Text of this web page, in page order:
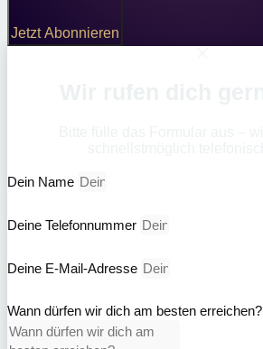
Jetzt Abonnieren
Dein Name
Deine Telefonnummer
Deine E-Mail-Adresse
Wann dürfen wir dich am besten erreichen?